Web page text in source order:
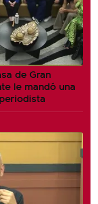
de Gran
le mandó una